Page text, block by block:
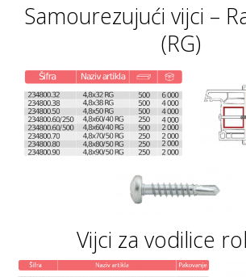
Samourezujući vijci –
(RG)
Vijci za vodilice